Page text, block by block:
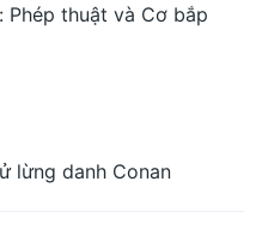
Phép thuật và Cơ bắp
lừng danh Conan